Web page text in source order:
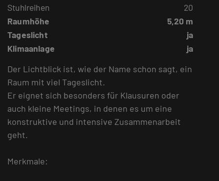
Stuhlreihen
20
Raumhöhe
5,20 m
Tageslicht
ja
Klimaanlage
ja
Der Lichtblick ist, wie der Name schon sagt, ein
Raum mit viel Tageslicht.
Er eignet sich besonders für Klausuren oder
auch kleine Meetings, in denen es um eine
konstruktive und intensive Zusammenarbeit
geht.
Merkmale: